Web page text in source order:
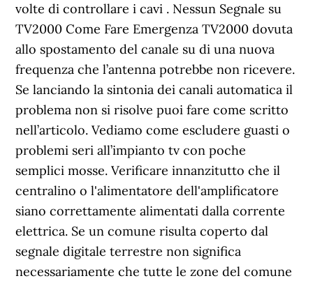
volte di controllare i cavi . Nessun Segnale su
TV2000 Come Fare Emergenza TV2000 dovuta
allo spostamento del canale su di una nuova
frequenza che l’antenna potrebbe non ricevere.
Se lanciando la sintonia dei canali automatica il
problema non si risolve puoi fare come scritto
nell’articolo. Vediamo come escludere guasti o
problemi seri all’impianto tv con poche
semplici mosse. Verificare innanzitutto che il
centralino o l'alimentatore dell'amplificatore
siano correttamente alimentati dalla corrente
elettrica. Se un comune risulta coperto dal
segnale digitale terrestre non significa
necessariamente che tutte le zone del comune